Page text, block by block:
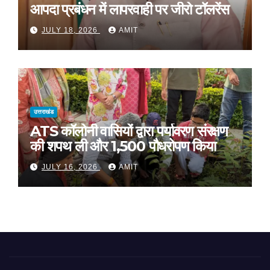
आपदा प्रबंधन में लापरवाही पर जीरो टॉलरेंस
JULY 18, 2026 AMIT
उत्तराखंड
ATS कॉलोनी वासियों द्वारा पर्यावरण संरक्षण
की शपथ ली और 1,500 पौधरोपण किया
JULY 16, 2026 AMIT